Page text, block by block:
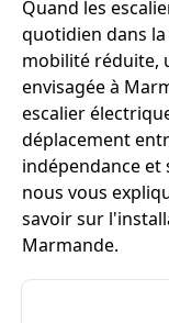
Quand les
quotidien dans
mobilité réduite,
envisagée à
escalier
déplacement
indépendance et
nous vous
savoir sur
Marmande.